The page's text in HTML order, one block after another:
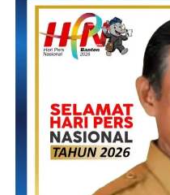
” Pada dasarnya kita
wujudnya nyata, setelah itu
profesional bisnis saya
oleh BSI Yang kita bisa
tertuju ke produk halal
Untuk diketahui, Sementara
beberapa perusahaan mitra
Indofood, Wall’s, CV.